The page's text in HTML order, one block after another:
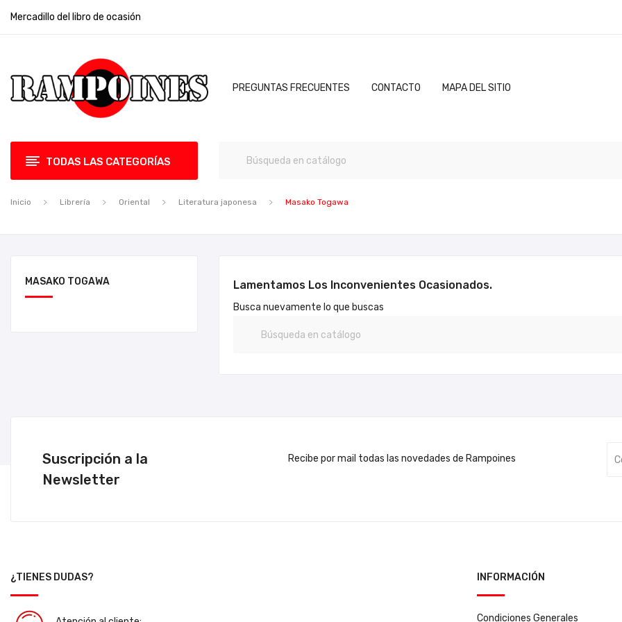
Mercadillo del libro de ocasión
PREGUNTAS FRECUENTES CONTACTO MAPA DEL SITIO
TODAS LAS CATEGORÍAS
Inicio Librería Oriental Literatura japonesa Masako Togawa
MASAKO TOGAWA Lamentamos Los Inconvenientes Ocasionados.
Busca nuevamente lo que buscas
Suscripción a la
Newsletter
Recibe por mail todas las novedades de Rampoines
¿TIENES DUDAS? INFORMACIÓN
Condiciones Generales